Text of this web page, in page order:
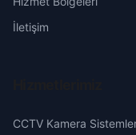
İletişim
CCTV Kamera